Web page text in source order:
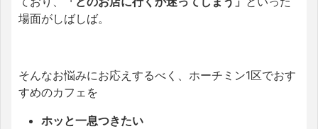
場面がしばしば。
そんなお悩みにお応えするべく、ホーチミン1区でおす
すめのカフェを
ホッと一息つきたい